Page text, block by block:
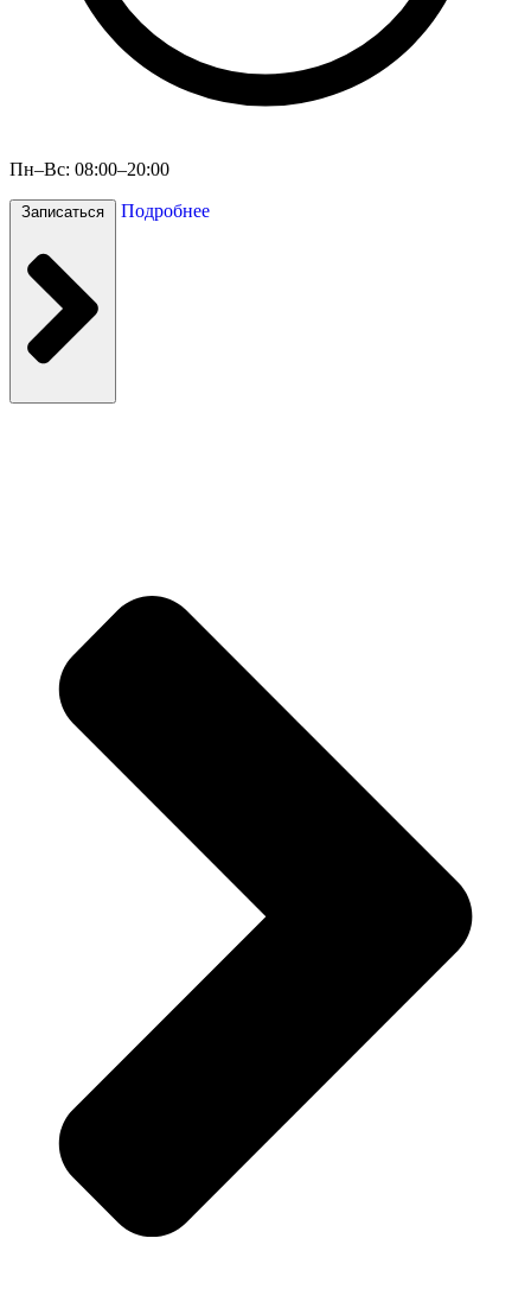
Пн–Вс: 08:00–20:00
Записаться Подробнее